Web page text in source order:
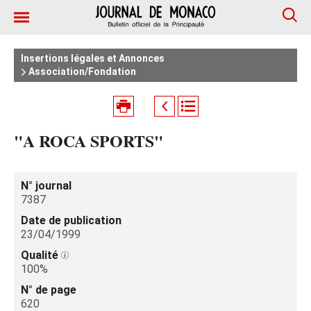
Insertions légales et Annonces
Association/Fondation
"A ROCA SPORTS"
N° journal
7387
Date de publication
23/04/1999
Qualité
100%
N° de page
620